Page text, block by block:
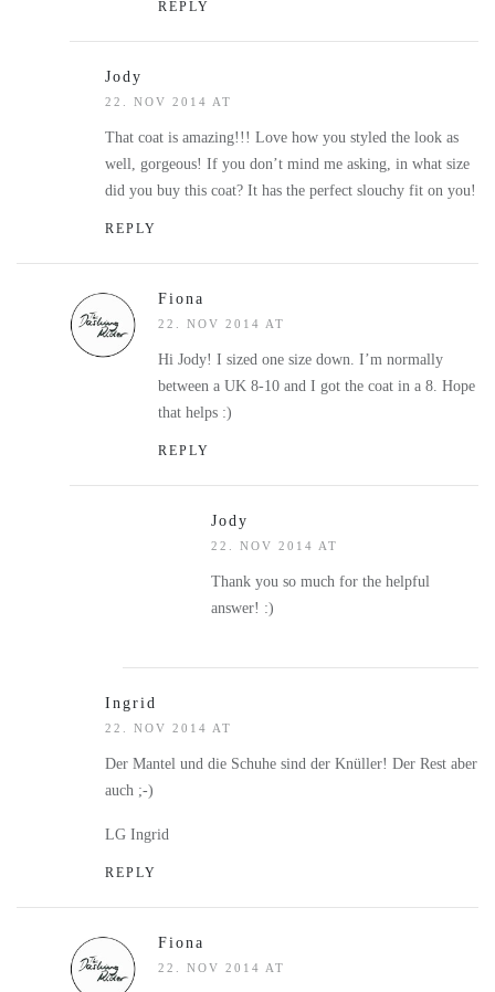
REPLY
Jody
22. NOV 2014 AT
That coat is amazing!!! Love how you styled the look as
well, gorgeous! If you don’t mind me asking, in what size
did you buy this coat? It has the perfect slouchy fit on you!
REPLY
Fiona
22. NOV 2014 AT
Hi Jody! I sized one size down. I’m normally
between a UK 8-10 and I got the coat in a 8. Hope
that helps :)
REPLY
Jody
22. NOV 2014 AT
Thank you so much for the helpful
answer! :)
Ingrid
22. NOV 2014 AT
Der Mantel und die Schuhe sind der Knüller! Der Rest aber
auch ;-)
LG Ingrid
REPLY
Fiona
22. NOV 2014 AT